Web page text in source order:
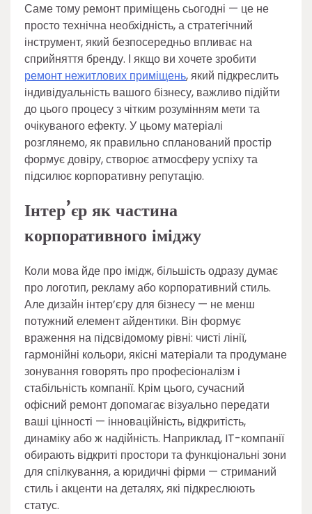
Саме тому ремонт приміщень сьогодні — це не
просто технічна необхідність, а стратегічний
інструмент, який безпосередньо впливає на
сприйняття бренду. І якщо ви хочете зробити
ремонт нежитлових приміщень, який підкреслить
індивідуальність вашого бізнесу, важливо підійти
до цього процесу з чітким розумінням мети та
очікуваного ефекту. У цьому матеріалі
розглянемо, як правильно спланований простір
формує довіру, створює атмосферу успіху та
підсилює корпоративну репутацію.
Інтер’єр як частина
корпоративного іміджу
Коли мова йде про імідж, більшість одразу думає
про логотип, рекламу або корпоративний стиль.
Але дизайн інтер’єру для бізнесу — не менш
потужний елемент айдентики. Він формує
враження на підсвідомому рівні: чисті лінії,
гармонійні кольори, якісні матеріали та продумане
зонування говорять про професіоналізм і
стабільність компанії. Крім цього, сучасний
офісний ремонт допомагає візуально передати
ваші цінності — інноваційність, відкритість,
динаміку або ж надійність. Наприклад, IT-компанії
обирають відкриті простори та функціональні зони
для спілкування, а юридичні фірми — стриманий
стиль і акценти на деталях, які підкреслюють
статус.